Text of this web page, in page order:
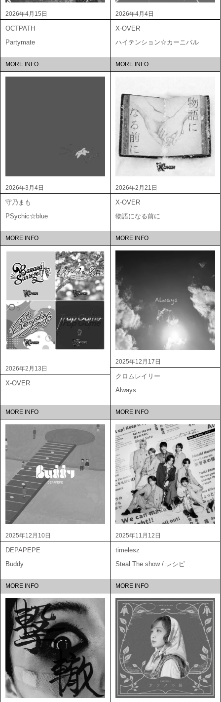
2026年4月15日
OCTPATH
Partymate
MORE INFO
2026年4月4日
X-OVER
ハイテンション☆カーニバル
MORE INFO
2026年3月4日
守乃まも
PSychic☆blue
MORE INFO
2026年2月21日
X-OVER
物語になる前に
MORE INFO
2026年2月13日
X-OVER
MORE INFO
2025年12月17日
クロムレイリー
Always
MORE INFO
2025年12月10日
DEPAPEPE
Buddy
MORE INFO
2025年11月12日
timelesz
Steal The show / レシピ
MORE INFO